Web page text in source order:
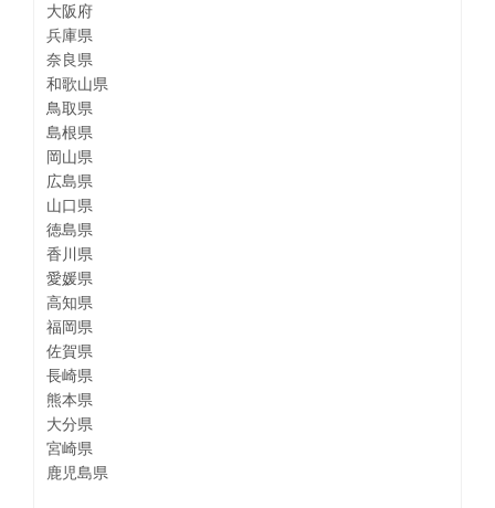
大阪府
兵庫県
奈良県
和歌山県
鳥取県
島根県
岡山県
広島県
山口県
徳島県
香川県
愛媛県
高知県
福岡県
佐賀県
長崎県
熊本県
大分県
宮崎県
鹿児島県